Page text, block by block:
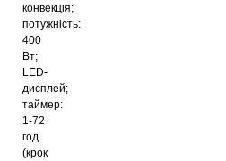
конвекція;
потужність:
400
Вт;
LED-
дисплей;
таймер:
1-72
год
(крок